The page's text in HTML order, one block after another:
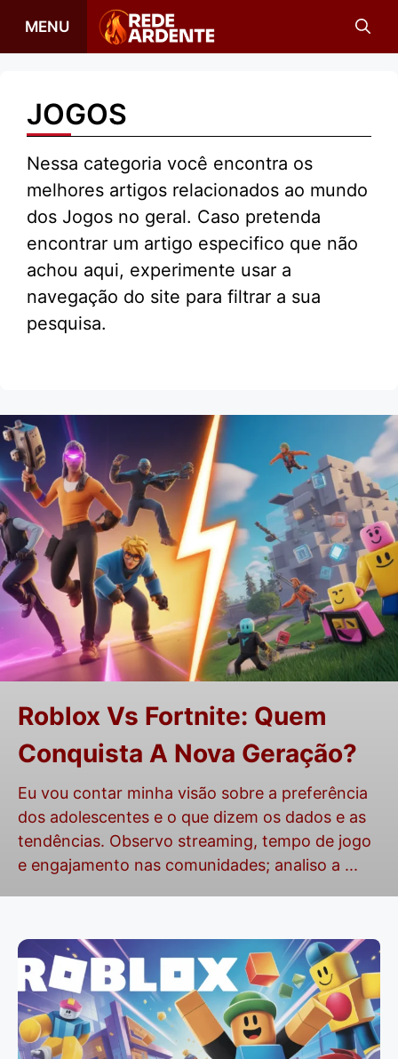
para
MENU
JOGOS
Nessa categoria você encontra os
melhores artigos relacionados ao mundo
dos Jogos no geral. Caso pretenda
encontrar um artigo especifico que não
achou aqui, experimente usar a
navegação do site para filtrar a sua
pesquisa.
Roblox Vs Fortnite: Quem
Conquista A Nova Geração?
Eu vou contar minha visão sobre a preferência
dos adolescentes e o que dizem os dados e as
tendências. Observo streaming, tempo de jogo
e engajamento nas comunidades; analiso a ...